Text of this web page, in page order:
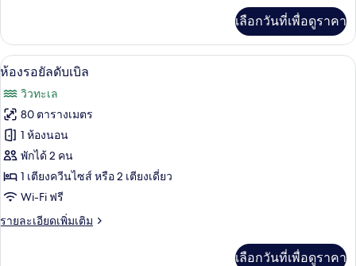
เกี่ยว
กับ
ห้อง
ท,
วิว
ทะเล
เลือกวันที่เพื่อดูราคา
เปิด
ภาพถ่าย
ทั้งหมด
ของ
ห้อง
รอยัล
ดับเบิล
ห้องรอยัลดับเบิล | 1 ห้องนอน, เครื่อง
10
ห้องรอยัลดับเบิล
วิวทะเล
80 ตารางเมตร
1 ห้องนอน
พักได้ 2 คน
1 เตียงควีนไซส์ หรือ 2 เตียงเดี่ยว
Wi-Fi ฟรี
รายละเอียดเพิ่มเติม
ราย
เลือกวันที่เพื่อดูราคา